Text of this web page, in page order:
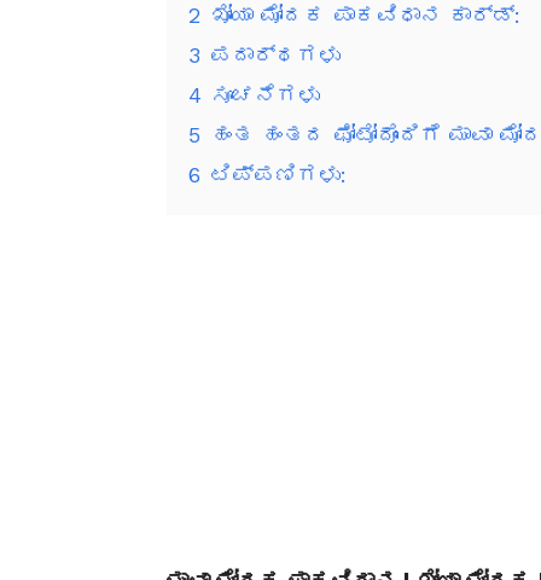
2 ಖೋಯಾ ಮೋದಕ ಪಾಕವಿಧಾನ ಕಾರ್ಡ್:
3 ಪದಾರ್ಥಗಳು
4 ಸೂಚನೆಗಳು
5
ಹಂತ ಹಂತದ ಫೋಟೋದೊಂದಿಗೆ ಮಾವಾ
6 ಟಿಪ್ಪಣಿಗಳು: